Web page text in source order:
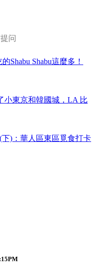
问
Shabu Shabu這麼多！
小東京和韓國城，LA 比
)：華人區東區覓食打卡